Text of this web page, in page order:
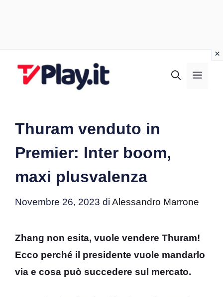
Thuram venduto in
Premier: Inter boom,
maxi plusvalenza
Novembre 26, 2023 di Alessandro Marrone
Zhang non esita, vuole vendere Thuram!
Ecco perché il presidente vuole mandarlo
via e cosa può succedere sul mercato.